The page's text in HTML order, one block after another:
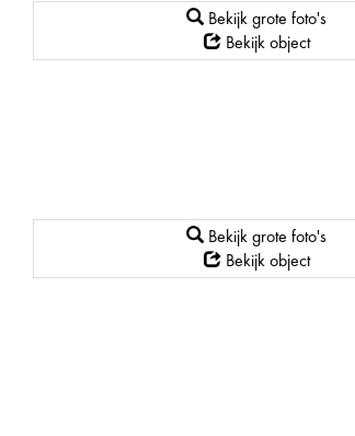
Bekijk grote foto's
Bekijk object
Bekijk grote foto's
Bekijk object